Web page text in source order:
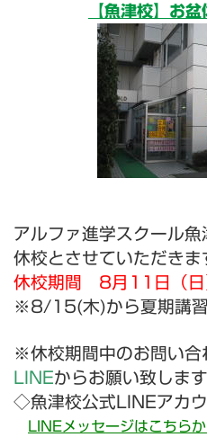
【魚津校】お
アルファ進学スクール
休校とさせていただきま
休校期間 8月11 日 （ 日
※8/15(木)から夏期講習
※休校期間中のお問い合
LINEからお願い致します
◇魚津校公式LINEアカ
LINEメッセージはこちらか